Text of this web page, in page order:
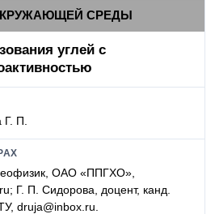
СРЕДЫ
углей с
Г. П.
ОАО «ППГХО»,
Г. П. Сидорова, доцент, канд.
druja@inbox.ru.